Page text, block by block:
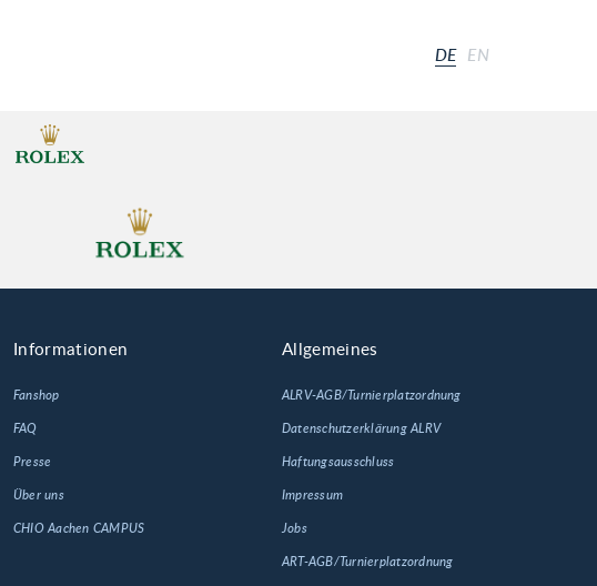
DE EN
Informationen
Fanshop
FAQ
Presse
Über uns
CHIO Aachen CAMPUS
Allgemeines
ALRV-AGB/Turnierplatzordnung
Datenschutzerklärung ALRV
Haftungsausschluss
Impressum
Jobs
ART-AGB/Turnierplatzordnung